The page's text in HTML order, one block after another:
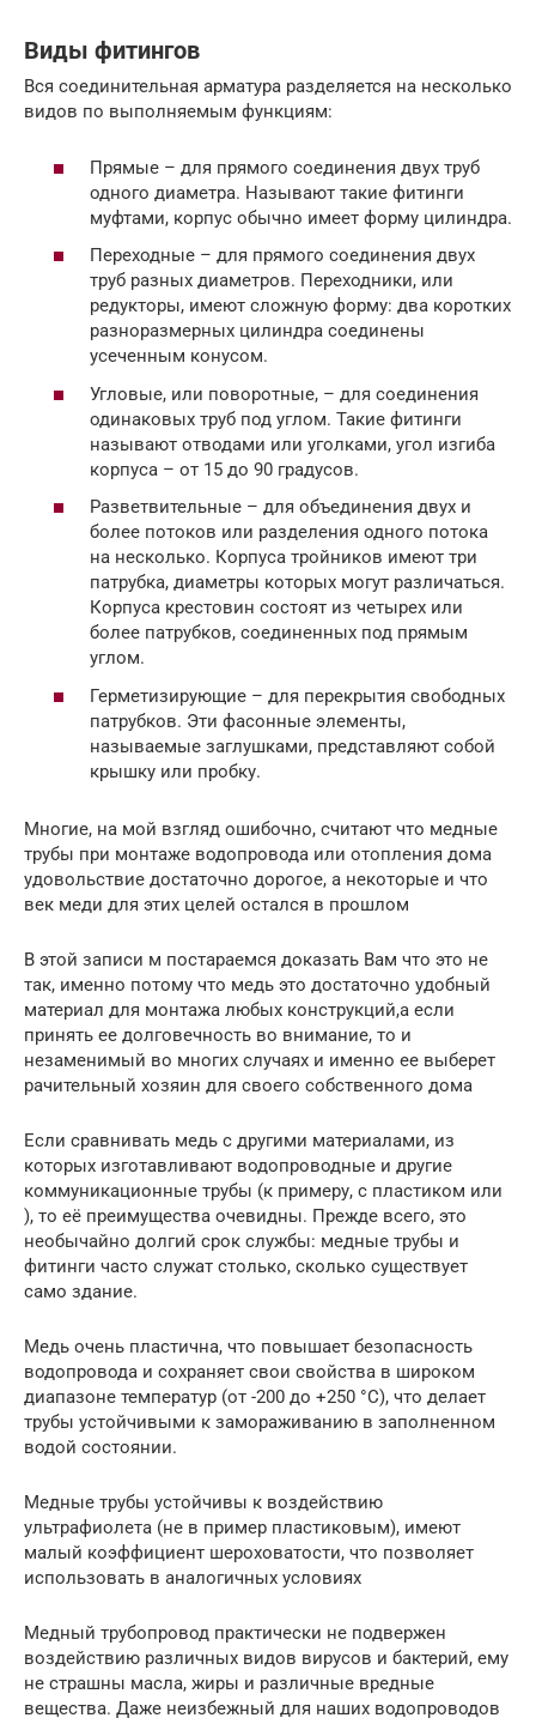
Виды фитингов
Вся соединительная арматура разделяется на несколько
видов по выполняемым функциям:
Прямые – для прямого соединения двух труб
одного диаметра. Называют такие фитинги
муфтами, корпус обычно имеет форму цилиндра.
Переходные – для прямого соединения двух
труб разных диаметров. Переходники, или
редукторы, имеют сложную форму: два коротких
разноразмерных цилиндра соединены
усеченным конусом.
Угловые, или поворотные, – для соединения
одинаковых труб под углом. Такие фитинги
называют отводами или уголками, угол изгиба
корпуса – от 15 до 90 градусов.
Разветвительные – для объединения двух и
более потоков или разделения одного потока
на несколько. Корпуса тройников имеют три
патрубка, диаметры которых могут различаться.
Корпуса крестовин состоят из четырех или
более патрубков, соединенных под прямым
углом.
Герметизирующие – для перекрытия свободных
патрубков. Эти фасонные элементы,
называемые заглушками, представляют собой
крышку или пробку.
Многие, на мой взгляд ошибочно, считают что медные
трубы при монтаже водопровода или отопления дома
удовольствие достаточно дорогое, а некоторые и что
век меди для этих целей остался в прошлом
В этой записи м постараемся доказать Вам что это не
так, именно потому что медь это достаточно удобный
материал для монтажа любых конструкций,а если
принять ее долговечность во внимание, то и
незаменимый во многих случаях и именно ее выберет
рачительный хозяин для своего собственного дома
Если сравнивать медь с другими материалами, из
которых изготавливают водопроводные и другие
коммуникационные трубы (к примеру, с пластиком или
), то её преимущества очевидны. Прежде всего, это
необычайно долгий срок службы: медные трубы и
фитинги часто служат столько, сколько существует
само здание.
Медь очень пластична, что повышает безопасность
водопровода и сохраняет свои свойства в широком
диапазоне температур (от -200 до +250 °С), что делает
трубы устойчивыми к замораживанию в заполненном
водой состоянии.
Медные трубы устойчивы к воздействию
ультрафиолета (не в пример пластиковым), имеют
малый коэффициент шероховатости, что позволяет
использовать в аналогичных условиях
Медный трубопровод практически не подвержен
воздействию различных видов вирусов и бактерий, ему
не страшны масла, жиры и различные вредные
вещества. Даже неизбежный для наших водопроводов